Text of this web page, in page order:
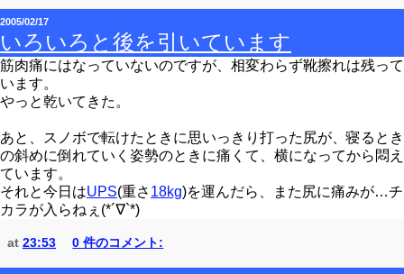
2005/02/17
いろいろと後を引いています
筋肉痛にはなっていないのですが、相変わらず靴擦れは残って
います。
やっと乾いてきた。
あと、スノボで転けたときに思いっきり打った尻が、寝るとき
の斜めに倒れていく姿勢のときに痛くて、横になってから悶え
ています。
それと今日はUPS(重さ 18kg)を運んだら、また尻に痛みが…チ
カラが入らねぇ(*´∇`*)
at 23:53 0 件のコメント: